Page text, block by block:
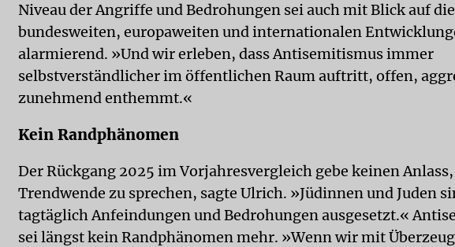
Niveau der Angriffe und Bedrohungen sei auch mit Blick auf die
bundesweiten, europaweiten und internationalen
alarmierend. »Und wir erleben, dass Antisemitismus immer
selbstverständlicher im öffentlichen Raum auftritt, offen,
zunehmend enthemmt.«
Kein Randphänomen
Der Rückgang 2025 im Vorjahresvergleich gebe keinen
Trendwende zu sprechen, sagte Ulrich. »Jüdinnen und Juden
tagtäglich Anfeindungen und Bedrohungen ausgesetzt.«
sei längst kein Randphänomen mehr. »Wenn wir mit